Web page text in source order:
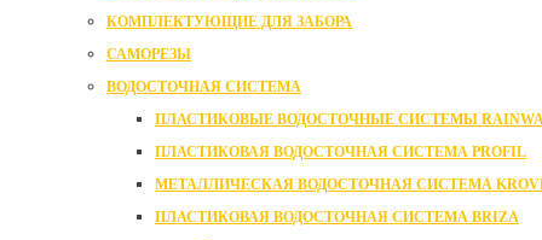
КОМПЛЕКТУЮЩИЕ ДЛЯ ЗАБОРА
САМОРЕЗЫ
ВОДОСТОЧНАЯ СИСТЕМА
ПЛАСТИКОВЫЕ ВОДОСТОЧНЫЕ СИСТЕМЫ
ПЛАСТИКОВАЯ ВОДОСТОЧНАЯ СИСТЕМА PROFIL
МЕТАЛЛИЧЕСКАЯ ВОДОСТОЧНАЯ СИСТЕМА
ПЛАСТИКОВАЯ ВОДОСТОЧНАЯ СИСТЕМА BRIZA